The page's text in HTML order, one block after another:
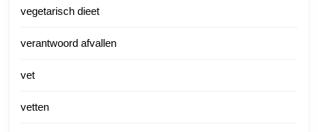
vegetarisch dieet
verantwoord afvallen
vet
vetten